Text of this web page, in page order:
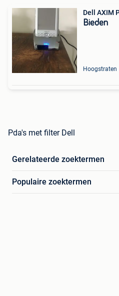
Dell AXIM
Bieden
Hoogstraten
Pda's met filter Dell
Gerelateerde zoektermen
Populaire zoektermen